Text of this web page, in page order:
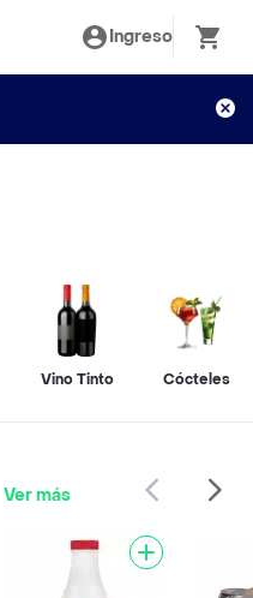
Ingreso
Vino Tinto Cócteles
Ver más